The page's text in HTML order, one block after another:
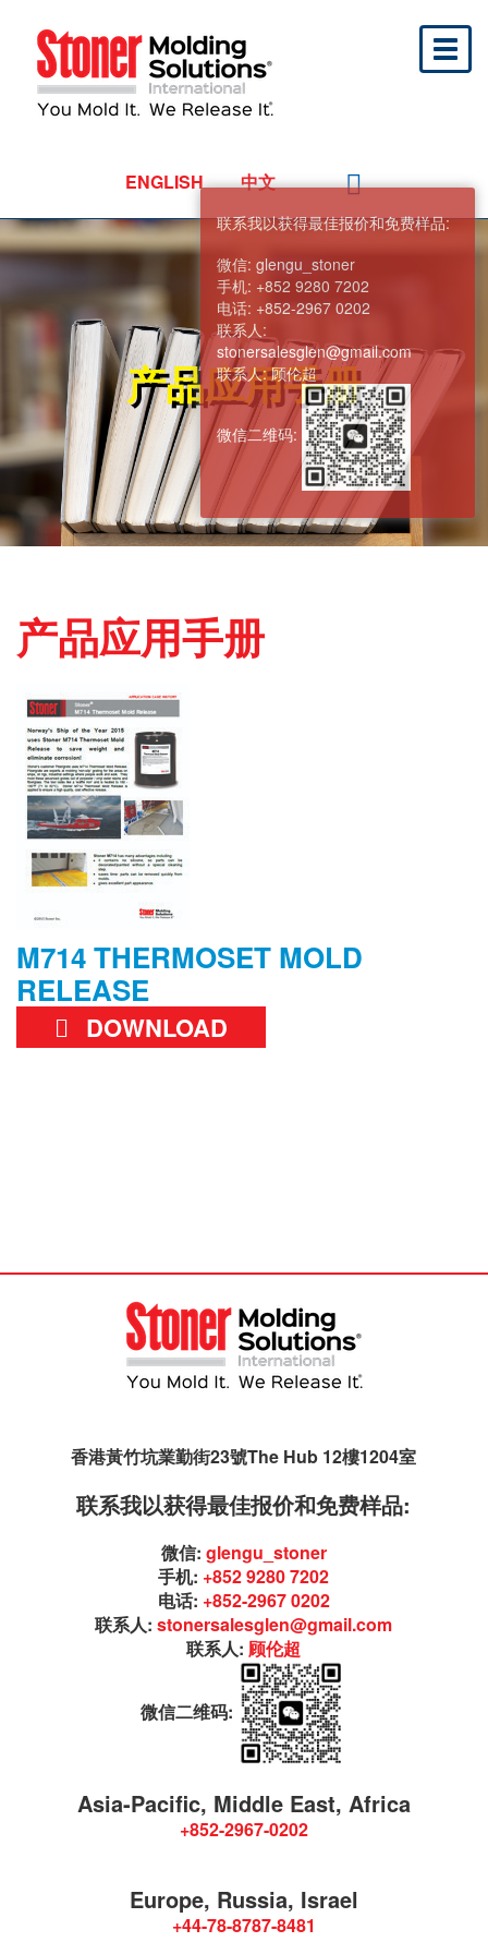
ENGLISH 中文
产品应用手册
产品应用手册
M714 THERMOSET MOLD
RELEASE
DOWNLOAD
香港黃竹坑業勤街23號The Hub 12樓1204室
联系我以获得最佳报价和免费样品:
微信: glengu_stoner
手机: +852 9280 7202
电话: +852-2967 0202
联系人:stonersalesglen@gmail.com
联系人: 顾伦超
微信二维码:
Asia-Pacific, Middle East, Africa
+852-2967-0202
Europe, Russia, Israel
+44-78-8787-8481
联系我以获得最佳报价和免费样品:
微信: glengu_stoner
手机: +852 9280 7202
电话: +852-2967 0202
联系人:
stonersalesglen@gmail.com
联系人:顾伦超
微信二维码: